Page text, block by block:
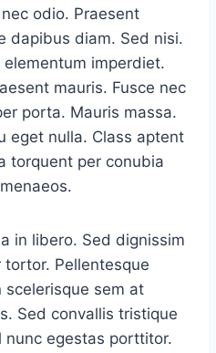
odio. Praesent
dapibus diam. Sed nisi.
imperdiet.
mauris. Fusce nec
porta. Mauris massa.
eget nulla. Class aptent
torquent per conubia
in libero. Sed dignissim
Pellentesque
scelerisque sem at
Sed convallis tristique
nunc egestas porttitor.